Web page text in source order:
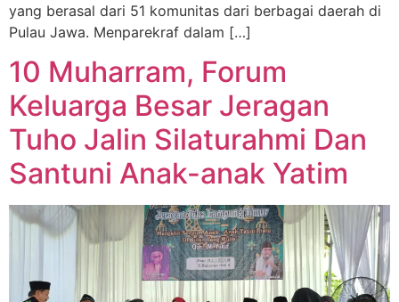
yang berasal dari 51 komunitas dari berbagai daerah di
Pulau Jawa. Menparekraf dalam […]
10 Muharram, Forum
Keluarga Besar Jeragan
Tuho Jalin Silaturahmi Dan
Santuni Anak-anak Yatim